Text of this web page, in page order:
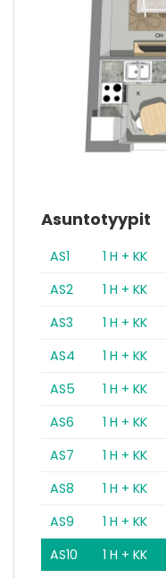
Asuntotyypit
AS1 1 H + KK
AS2
1 H + KK
AS3
1 H + KK
AS4
1 H + KK
AS5
1 H + KK
AS6
1 H + KK
AS7
1 H + KK
AS8
1 H + KK
AS9
1 H + KK
AS10
1 H + KK